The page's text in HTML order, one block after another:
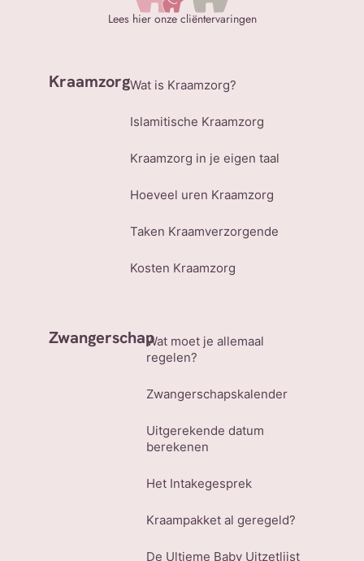
Lees hier onze cliëntervaringen
KraamzorgWat is Kraamzorg?
Islamitische Kraamzorg
Kraamzorg in je eigen taal
Hoeveel uren Kraamzorg
Taken Kraamverzorgende
Kosten Kraamzorg
ZwangerschapWat moet je allemaal
regelen?
Zwangerschapskalender
Uitgerekende datum
berekenen
Het Intakegesprek
Kraampakket al geregeld?
De Ultieme Baby Uitzetlijst